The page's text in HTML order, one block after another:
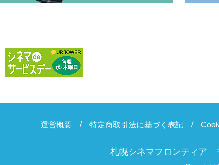
運営概要 特定商取引法に基づく表記
札幌シネマフロンティア